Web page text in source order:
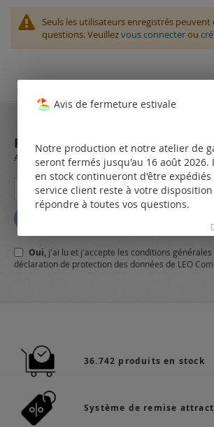
Seuls les utilisateurs enregistrés peuvent
questions. Veuillezvous connecterou
REJOIGNEZ NOTRE NEWSLETTER
Always stay up to date and find out what's new
Inscription
notre
lettre
d’information
:
Oui, j'ai lu et j'accepte les conditions générales
déclaration de protection des données de LEO
36.742 produits en stock
Système de remise
Avis de fermeture estivale
Notre production et notre atelier de
seront fermés jusqu'au 16 août 2026.
en stock continueront d'être
service client reste à votre
répondre à toutes vos questions.